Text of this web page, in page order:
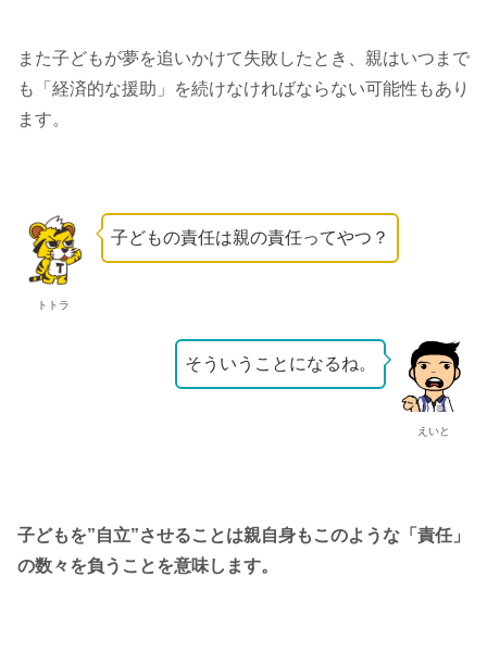
また子どもが夢を追いかけて失敗したとき、親はいつまで
も「経済的な援助」を続けなければならない可能性もあり
ます。
トトラ
子どもの責任は親の責任ってやつ？
えいと
そういうことになるね。
子どもを”自立”させることは親自身もこのような「責任」
の数々を負うことを意味します。